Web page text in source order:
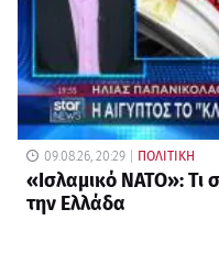
09.08.26, 20:29 ΠΟΛΙΤΙΚΗ
«Ισλαμικό ΝΑΤΟ»: Τι
την Ελλάδα